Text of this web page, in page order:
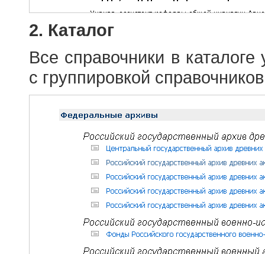
2. Каталог
Все справочники в
с группировкой